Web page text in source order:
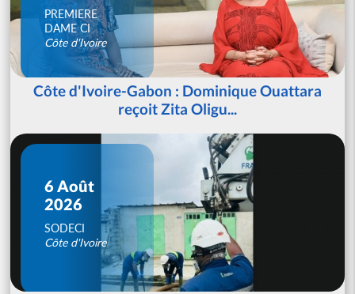
PREMIERE
DAME CI
Côte d'Ivoire
Côte d'Ivoire-Gabon : Dominique Ouattara
reçoit Zita Oligu...
6 Août
2026
SODECI
Côte d'Ivoire